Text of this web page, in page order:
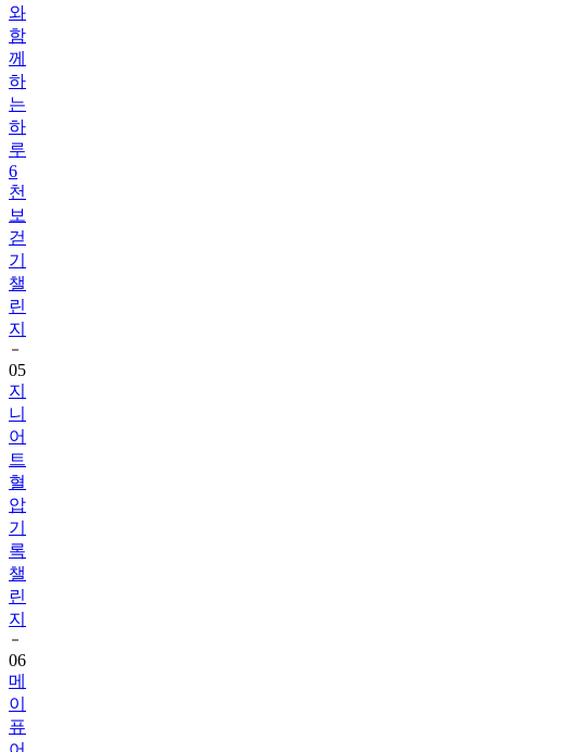
와
함
께
하
는
하
루
6
천
보
걷
기
챌
린
지
05
지
니
어
트
혈
압
기
록
챌
린
지
06
메
이
퓨